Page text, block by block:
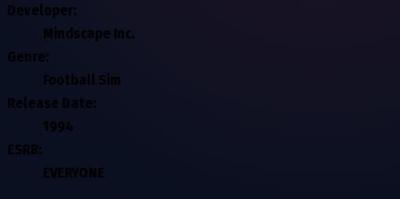
Developer:
Mindscape Inc.
Genre:
Football Sim
Release Date:
1994
ESRB:
EVERYONE